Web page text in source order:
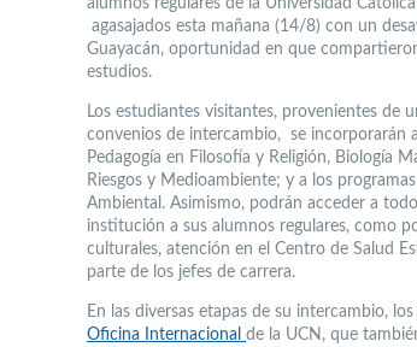
alumnos regulares de la Universidad
agasajados esta mañana (14/8) con un
Guayacán, oportunidad en que
estudios.
Los estudiantes visitantes, provenientes de
convenios de intercambio, se incorporarán
Pedagogía en Filosofía y Religión, Biología
Riesgos y Medioambiente; y a los
Ambiental. Asimismo, podrán acceder a
institución a sus alumnos regulares, como
culturales, atención en el Centro de Salud
parte de los jefes de carrera.
En las diversas etapas de su intercambio,
Oficina Internacional de la UCN, que